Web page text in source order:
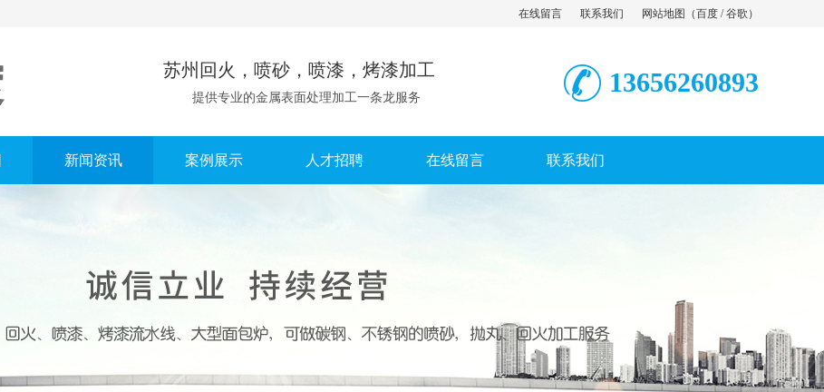
在线留言 联系我们 网站地图 （百度 /谷歌 ）
苏州回火，喷砂，喷漆，烤漆加工
提供专业的金属表面处理加工一条龙服务
13656260893
新闻资讯 案例展示 人才招聘 在线留言 联系我们